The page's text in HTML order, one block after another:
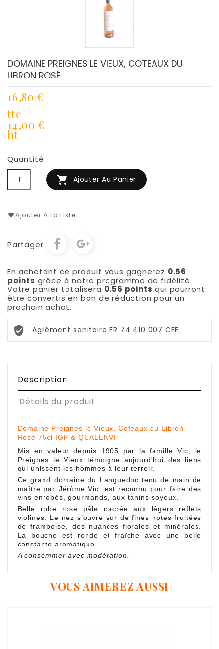
DOMAINE PREIGNES LE VIEUX, COTEAUX DU
LIBRON ROSÉ
16,80 €
ttc
14,00 €
ht
Quantité
 Ajouter Au Panier
Ajouter À La Liste
Partager
En achetant ce produit vous gagnerez 0.56
points grâce à notre programme de fidélité.
Votre panier totalisera 0.56 points qui pourront
être convertis en bon de réduction pour un
prochain achat.
Agrément sanitaire FR 74 410 007 CEE
Description
Détails du produit
Domaine Preignes le Vieux, Coteaux du Libron
Rosé 75cl IGP & QUALENVI
Mis en valeur depuis 1905 par la famille Vic, le
Preignes le Vieux témoigne aujourd'hui des liens
qui unissent les hommes à leur terroir.
Ce grand domaine du Languedoc tenu de main de
maître par Jérôme Vic, est reconnu pour faire des
vins enrobés, gourmands, aux tanins soyeux.
Belle robe rose pâle nacrée aux légers reflets
violines. Le nez s’ouvre sur de fines notes fruitées
de framboise, des nuances florales et minérales.
La bouche est ronde et fraîche avec une belle
constante aromatique.
A consommer avec modération.
VOUS AIMEREZ AUSSI